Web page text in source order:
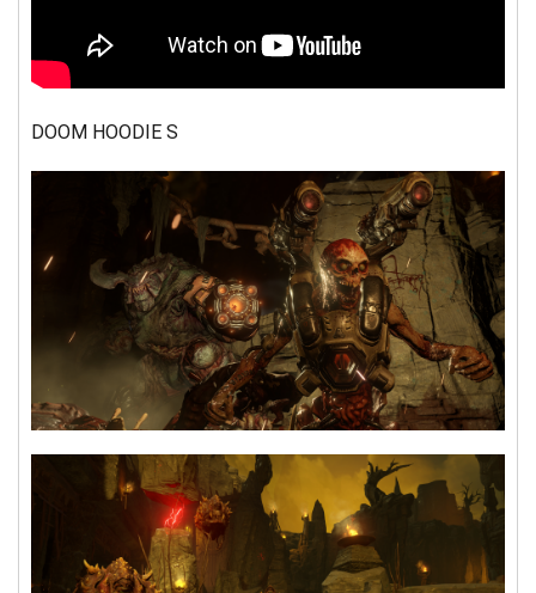
DOOM HOODIE S